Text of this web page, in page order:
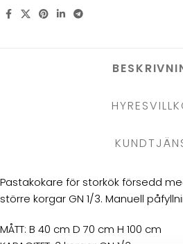
Pastakokare för storkök försedd
större korgar GN 1/3. Manuell
MÅTT: B 40 cm D 70 cm H 100 cm